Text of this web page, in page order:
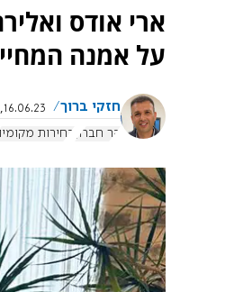
ארי אודס
על אמנה
חזקי ברוך
16.06.23, 13:21
הר חברון
בחירות